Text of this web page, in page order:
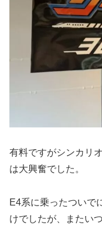
有料ですがシンカリ
は大興奮でした。
E4系に乗ったついで
けでしたが、またい